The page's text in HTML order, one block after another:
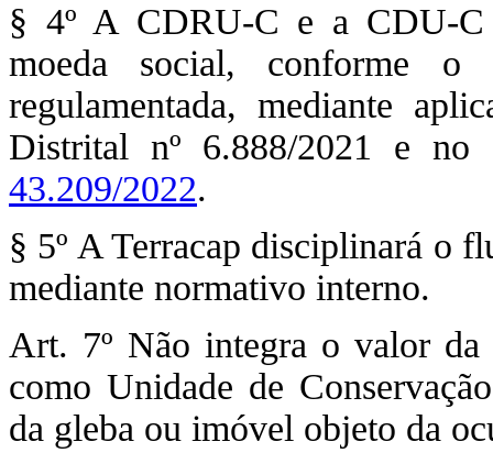
§ 4º A CDRU-C e a CDU-C
moeda social, conforme
regulamentada, mediante
Distrital nº 6.888/2021 e
43.209/2022.
§ 5º A Terracap disciplinará o
mediante normativo interno.
Art. 7º Não integra o valor da
como Unidade de
da gleba ou imóvel objeto da